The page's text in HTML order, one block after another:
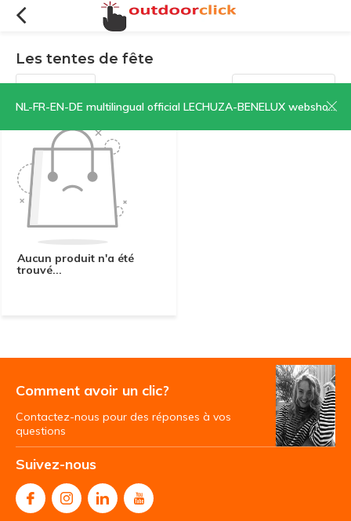
NL-FR-EN-DE multilingual official LECHUZA-BENELUX webshop | CLICK HERE NOW!
Les tentes de fête
Filtres Trier par:
Aucun produit n'a été
trouvé...
Comment avoir un clic?
Contactez-nous pour des réponses à vos
questions
Suivez-nous